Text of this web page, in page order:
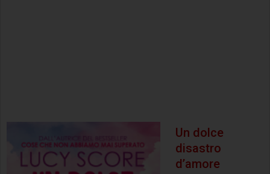
Un dolce
disastro
d’amore